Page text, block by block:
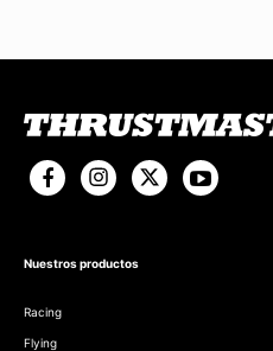
Nuestros productos
Racing
Flying